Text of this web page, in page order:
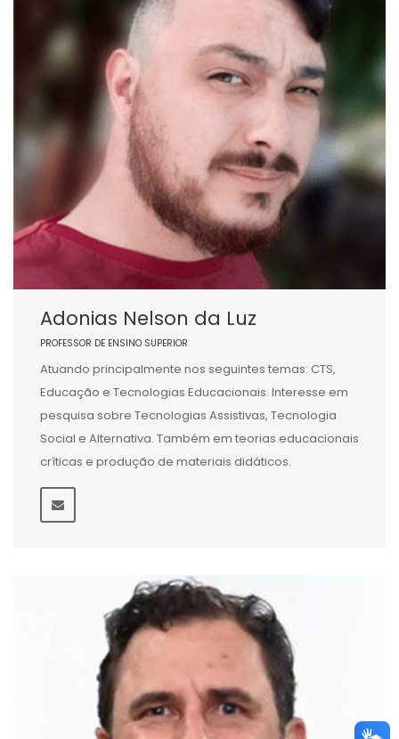
Adonias Nelson da Luz
PROFESSOR DE ENSINO SUPERIOR
Atuando principalmente nos seguintes temas: CTS,
Educação e Tecnologias Educacionais. Interesse em
pesquisa sobre Tecnologias Assistivas, Tecnologia
Social e Alternativa. Também em teorias educacionais
críticas e produção de materiais didáticos.